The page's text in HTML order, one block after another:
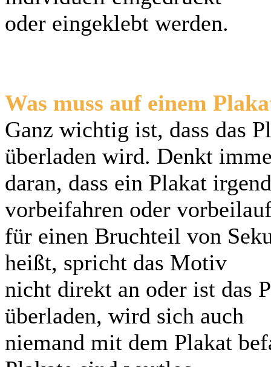
oder eingeklebt werden.
Was muss auf einem
Ganz wichtig ist, dass das
überladen wird. Denkt
daran, dass ein Plakat
vorbeifahren oder
für einen Bruchteil von
heißt, spricht das Motiv
nicht direkt an oder ist das
überladen, wird sich auch
niemand mit dem Plakat